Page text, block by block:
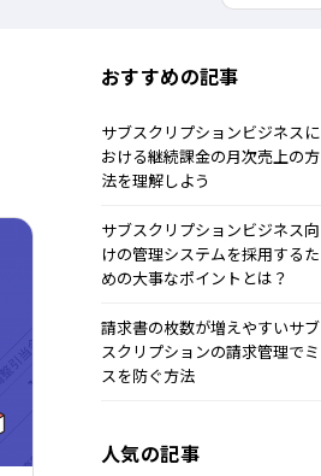
おすすめの記事
サブスクリプションビジネスに
おける継続課金の月次売上の方
法を理解しよう
サブスクリプションビジネス向
けの管理システムを採用するた
めの大事なポイントとは？
請求書の枚数が増えやすいサブ
スクリプションの請求管理でミ
スを防ぐ方法
人気の記事